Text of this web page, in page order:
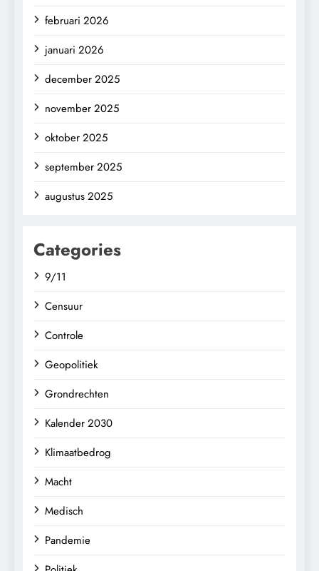
februari 2026
januari 2026
december 2025
november 2025
oktober 2025
september 2025
augustus 2025
Categories
9/11
Censuur
Controle
Geopolitiek
Grondrechten
Kalender 2030
Klimaatbedrog
Macht
Medisch
Pandemie